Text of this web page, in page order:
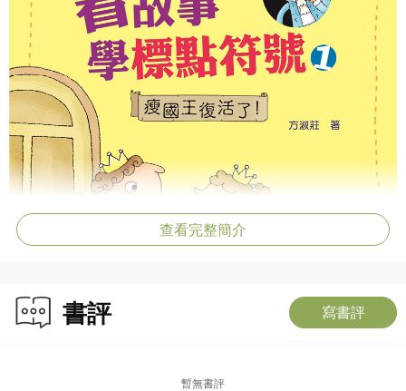
查看完整簡介
書評 寫書評
暫無書評